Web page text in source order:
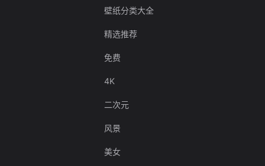
壁纸分类大全
精选推荐
免费
4K
二次元
风景
美女